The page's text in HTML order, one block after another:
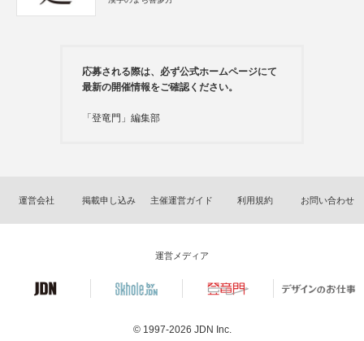
応募される際は、必ず公式ホームページにて
最新の開催情報をご確認ください。
「登竜門」編集部
運営会社 掲載申し込み 主催運営ガイド 利用規約 お問い合わせ
運営メディア
© 1997-2026 JDN Inc.